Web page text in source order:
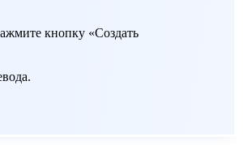
кнопку «Создать